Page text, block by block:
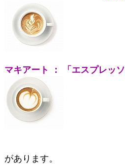
マキアート ： 「エスプレッ
があります。